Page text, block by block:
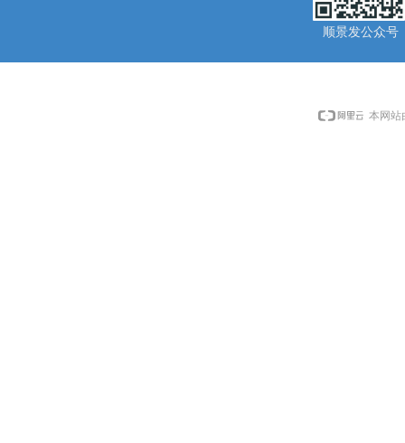
顺景发公众号
本网站